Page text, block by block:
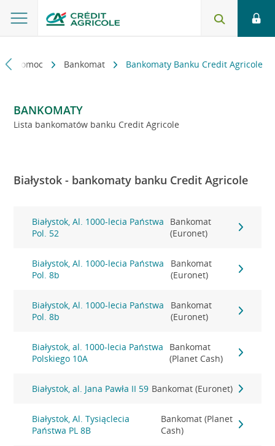
i pomoc Bankomat Bankomaty Banku Credit Agricole
BANKOMATY
Lista bankomatów banku Credit Agricole
Białystok - bankomaty banku Credit Agricole
Białystok, Al. 1000-lecia Państwa
Pol. 52
Bankomat
(Euronet)
Białystok, Al. 1000-lecia Państwa
Pol. 8b
Bankomat
(Euronet)
Białystok, Al. 1000-lecia Państwa
Pol. 8b
Bankomat
(Euronet)
Białystok, al. 1000-lecia Państwa
Polskiego 10A
Bankomat
(Planet Cash)
Białystok, al. Jana Pawła II 59 Bankomat (Euronet)
Białystok, Al. Tysiąclecia
Państwa PL 8B
Bankomat (Planet
Cash)